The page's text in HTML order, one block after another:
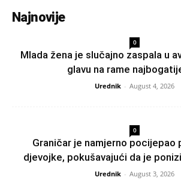
Najnovije
0
Mlada žena je slučajno zaspala u
glavu na rame
Urednik - August 4, 2026
0
Graničar je namjerno pocijepao
djevojke, pokušavajući da je
Urednik - August 3, 2026